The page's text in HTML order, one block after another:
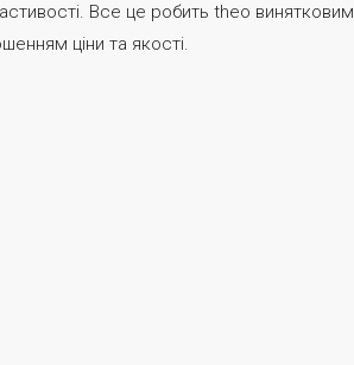
Все це робить theo винятковим
ціни та якості.